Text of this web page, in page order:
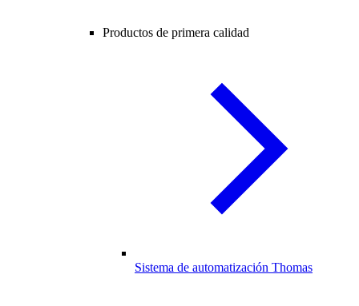
Productos de primera calidad
Sistema de automatización Thomas